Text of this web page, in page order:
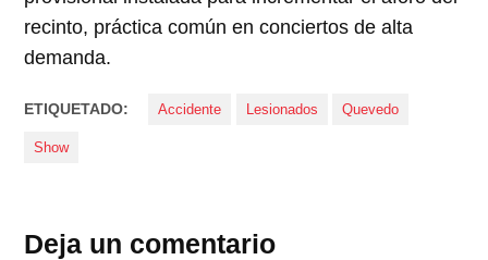
recinto, práctica común en conciertos de alta
demanda.
ETIQUETADO: Accidente Lesionados Quevedo
Show
Deja un comentario